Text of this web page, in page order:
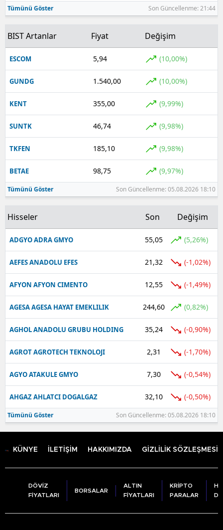
Tümünü Göster Son Güncellenme: 21:44
BIST Artanlar Fiyat Değişim
ESCOM 5,94 (10,00%)
GUNDG 1.540,00 (10,00%)
KENT 355,00 (9,99%)
SUNTK 46,74 (9,98%)
TKFEN 185,10 (9,98%)
BETAE 98,75 (9,97%)
Tümünü Göster Son Güncellenme: 05.08.2026 18:10
Hisseler Son Değişim
ADGYO ADRA GMYO 55,05 (5,26%)
AEFES ANADOLU EFES 21,32 (-1,02%)
AFYON AFYON CIMENTO 12,55 (-1,49%)
AGESA AGESA HAYAT EMEKLILIK 244,60 (0,82%)
AGHOL ANADOLU GRUBU HOLDING 35,24 (-0,90%)
AGROT AGROTECH TEKNOLOJI 2,31 (-1,70%)
AGYO ATAKULE GMYO 7,30 (-0,54%)
AHGAZ AHLATCI DOGALGAZ 32,10 (-0,50%)
Tümünü Göster Son Güncellenme: 05.08.2026 18:10
KÜNYE İLETİŞİM HAKKIMIZDA GİZLİLİK SÖZLEŞMESİ
DÖVİZ
FİYATLARI
BORSALAR
ALTIN
FİYATLARI
KRİPTO
PARALAR